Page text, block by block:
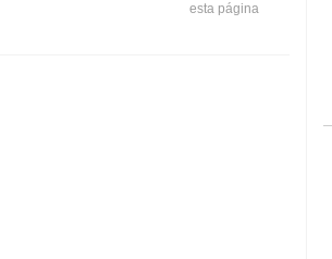
esta página